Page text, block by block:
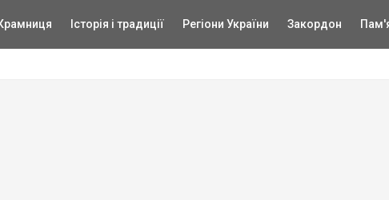
Історія і традиції Регіони України Закордон